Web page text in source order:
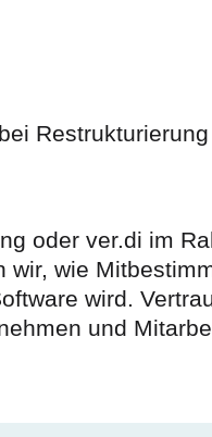
Restrukturierung
oder ver.di im
wie
wird.
und